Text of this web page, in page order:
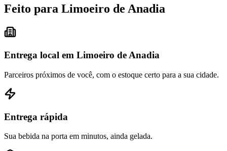
Feito para Limoeiro de Anadia
Entrega local em Limoeiro de Anadia
Parceiros próximos de você, com o estoque certo para a sua cidade.
Entrega rápida
Sua bebida na porta em minutos, ainda gelada.